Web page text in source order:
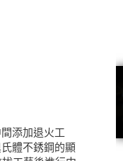
添加退火工
體不銹鋼的顯